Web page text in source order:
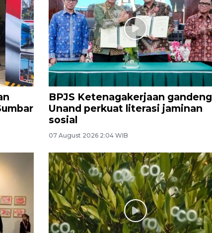
BPJS Ketenagakerjaan gandeng
Unand perkuat literasi jaminan
sosial
07 August 2026 2:04 WIB